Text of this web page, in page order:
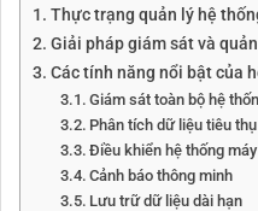
Thực trạng quản lý hệ
Giải pháp giám sát và
Các tính năng nổi bật của
Giám sát toàn bộ hệ
Phân tích dữ liệu tiêu
Điều khiển hệ thống
Cảnh báo thông minh
Lưu trữ dữ liệu dài hạn